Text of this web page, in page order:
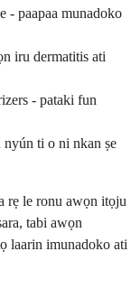
- paapaa munadoko
iru dermatitis ati
- pataki fun
ti o ni nkan ṣe
rẹ le ronu awọn itọju
tabi awọn
laarin imunadoko ati